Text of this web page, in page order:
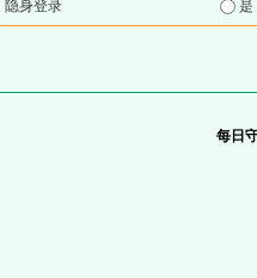
隐身登录
每日